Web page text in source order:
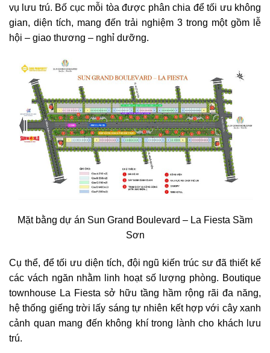
vụ lưu trú. Bố cục mỗi tòa được phân chia để tối ưu không
gian, diện tích, mang đến trải nghiệm 3 trong một gồm lễ
hội – giao thương – nghỉ dưỡng.
Mặt bằng dự án Sun Grand Boulevard – La Fiesta Sầm
Sơn
Cụ thể, để tối ưu diện tích, đội ngũ kiến trúc sư đã thiết kế
các vách ngăn nhằm linh hoạt số lượng phòng. Boutique
townhouse La Fiesta sở hữu tầng hầm rộng rãi đa năng,
hệ thống giếng trời lấy sáng tự nhiên kết hợp với cây xanh
cảnh quan mang đến không khí trong lành cho khách lưu
trú.